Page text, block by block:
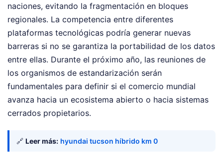
naciones, evitando la fragmentación en bloques
regionales. La competencia entre diferentes
plataformas tecnológicas podría generar nuevas
barreras si no se garantiza la portabilidad de los datos
entre ellas. Durante el próximo año, las reuniones de
los organismos de estandarización serán
fundamentales para definir si el comercio mundial
avanza hacia un ecosistema abierto o hacia sistemas
cerrados propietarios.
🔗 Leer más: hyundai tucson híbrido km 0